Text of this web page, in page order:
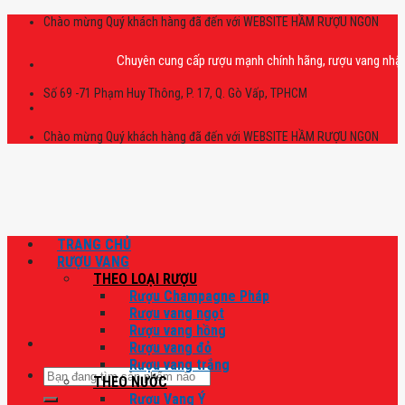
Skip
Chào mừng Quý khách hàng đã đến với WEBSITE HẦM RƯỢU NGON
Chuyên cung cấp rượu mạnh chính hãng, rượu vang nhập
Số 69 -71 Phạm Huy Thông, P. 17, Q. Gò Vấp, TPHCM
Chào mừng Quý khách hàng đã đến với WEBSITE HẦM RƯỢU NGON
Tìm
kiếm:
TRANG CHỦ
RƯỢU VANG
THEO LOẠI RƯỢU
Rượu Champagne Pháp
Rượu vang ngọt
Rượu vang hồng
Rượu vang đỏ
Rượu vang trắng
THEO NƯỚC
Rượu Vang Ý